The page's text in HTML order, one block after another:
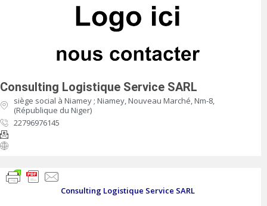
Consulting Logistique Service SARL
siège social à Niamey ; Niamey, Nouveau Marché, Nm-8,
(République du Niger)
22796976145
Consulting Logistique Service SARL